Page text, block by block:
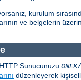
kurulum
ve belgelerin
Sunucunuzu ÖNEK/
düzenleyerek